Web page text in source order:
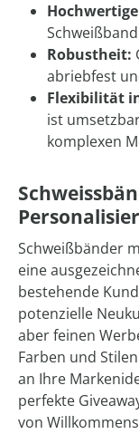
Robustheit:
abriebfest
Flexibilität
ist
komplexen
Schweißbänder
eine
bestehende
potenzielle
aber feinen
Farben und
an Ihre
perfekte
von